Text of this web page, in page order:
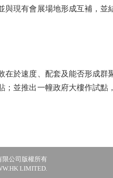
現有會展場地形成互補，並
於速度、配套及能否形成群
並推出一幢政府大樓作試點
限公司版權所有
LIMITED.